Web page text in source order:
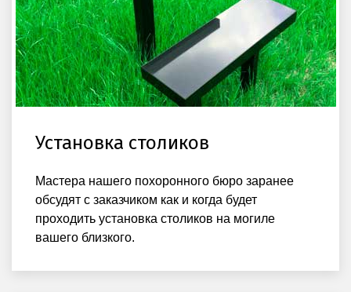
Установка столиков
Мастера нашего похоронного бюро заранее
обсудят с заказчиком как и когда будет
проходить установка столиков на могиле
вашего близкого.